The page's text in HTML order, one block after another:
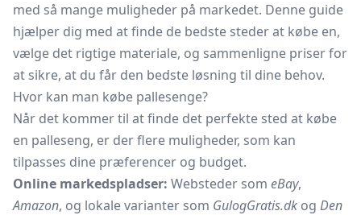
med så mange muligheder på markedet. Denne guide
hjælper dig med at finde de bedste steder at købe en,
vælge det rigtige materiale, og sammenligne priser for
at sikre, at du får den bedste løsning til dine behov.
Hvor kan man købe pallesenge?
Når det kommer til at finde det perfekte sted at købe
en palleseng, er der flere muligheder, som kan
tilpasses dine præferencer og budget.
Online markedspladser: Websteder som eBay,
Amazon, og lokale varianter som GulogGratis.dk og Den